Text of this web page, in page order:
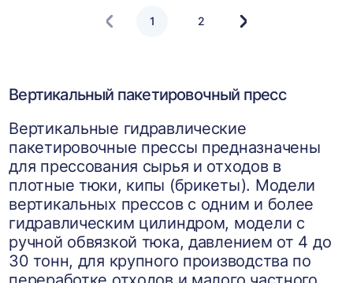
1 2
Следующая
Вертикальный пакетировочный пресс
Вертикальные гидравлические
пакетировочные прессы предназначены
для прессования сырья и отходов в
плотные тюки, кипы (брикеты). Модели
вертикальных прессов с одним и более
гидравлическим цилиндром, модели с
ручной обвязкой тюка, давлением от 4 до
30 тонн, для крупного производства по